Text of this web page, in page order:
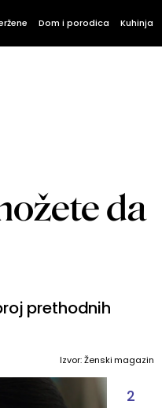
Dom i porodica Kuhinja
da
prethodnih
Izvor: Ženski magazin
2